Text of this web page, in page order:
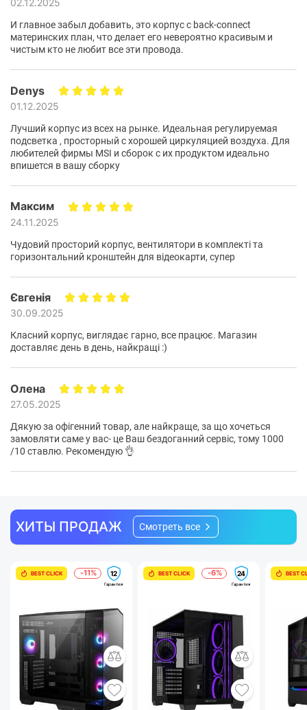
выразительный дизайн корпуса в стиле символов и
характерных линийMSI MAG.
Управляйте подсветкой вентиляторов с помощью
подсветки. Продемонстрируйте свой впечатляющий
аппаратный арсенал с элегантной и современной
боковой панелью из закаленного стекла.
Поддержка компонентов
Этот корпус MSI MAGпредлагает широкую
совместимость с аппаратными компонентами ПК.
Поддержка материнских плат Micro-ATX с разъемами
на задней стороне упрощает не только процесс
установки, но и укладку кабелей.
02.12.2025
И главное забыл добавить, это корпус с back-connect
материнских план, что делает его невероятно красивым и
чистым кто не любит все эти провода.
Denys
01.12.2025
Лучший корпус из всех на рынке. Идеальная регулируемая
подсветка , просторный с хорошей циркуляцией воздуха. Для
любителей фирмы MSI и сборок с их продуктом идеально
впишется в вашу сборку
Максим
24.11.2025
Чудовий просторий корпус, вентилятори в комплекті та
горизонтальний кронштейн для відеокарти, супер
Євгенія
30.09.2025
Класний корпус, виглядає гарно, все працює. Магазин
доставляє день в день, найкращі :)
Олена
27.05.2025
Дякую за офігенний товар, але найкраще, за що хочеться
замовляти саме у вас- це Ваш бездоганний сервіс, тому 1000
/10 ставлю. Рекомендую 👌
ХИТЫ ПРОДАЖ Смотреть все
BEST CLICK -11% 12
Гарантия
BEST CLICK -6% 24
Гарантия
BEST